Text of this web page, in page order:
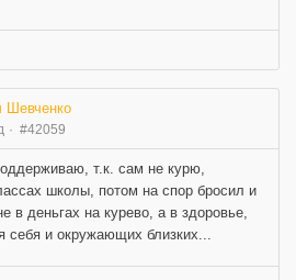
Шевченко
#42059
т.к. сам не курю,
школы, потом на спор бросил и
в деньгах на курево, а в здоровье,
себя и окружающих близких...